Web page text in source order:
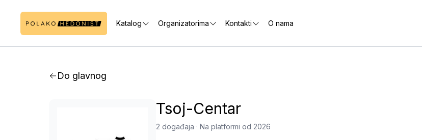
Katalog Organizatorima Kontakti O nama
Do glavnog
Tsoj-Centar
2 događaja · Na platformi od 2026